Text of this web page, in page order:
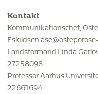
Kontakt
Kommunikationschef,
Eskildsen
Landsformand Linda
27258098
Professor Aarhus
22661694